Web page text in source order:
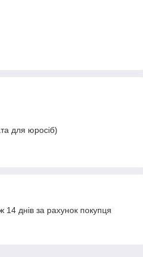
для юросіб)
днів за рахунок покупця